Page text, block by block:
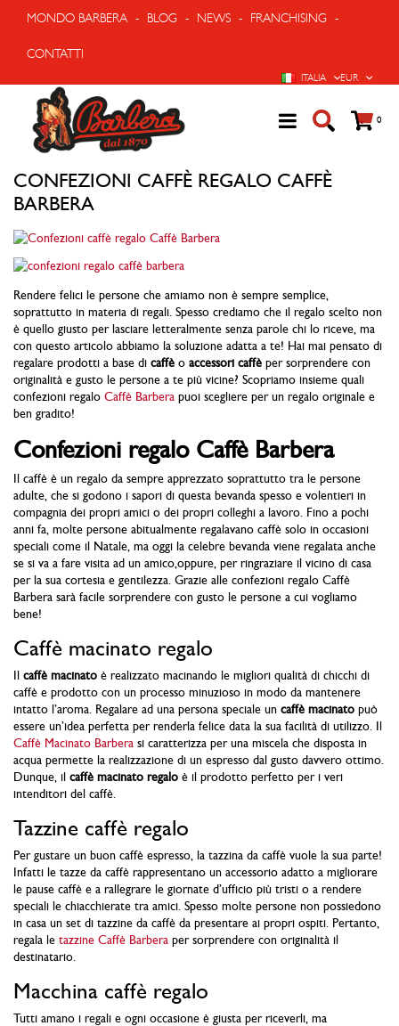
MONDO BARBERA - BLOG - NEWS - FRANCHISING -
CONTATTI
VALUTA
EUR
LINGUAITALIA
Cart
0
CONFEZIONI CAFFÈ REGALO CAFFÈ
BARBERA
Rendere felici le persone che amiamo non è sempre semplice,
soprattutto in materia di regali. Spesso crediamo che il regalo scelto non
è quello giusto per lasciare letteralmente senza parole chi lo riceve, ma
con questo articolo abbiamo la soluzione adatta a te! Hai mai pensato di
regalare prodotti a base di caffè o accessori caffè per sorprendere con
originalità e gusto le persone a te più vicine? Scopriamo insieme quali
confezioni regalo Caffè Barbera puoi scegliere per un regalo originale e
ben gradito!
Confezioni regalo Caffè Barbera
Il caffè è un regalo da sempre apprezzato soprattutto tra le persone
adulte, che si godono i sapori di questa bevanda spesso e volentieri in
compagnia dei propri amici o dei propri colleghi a lavoro. Fino a pochi
anni fa, molte persone abitualmente regalavano caffè solo in occasioni
speciali come il Natale, ma oggi la celebre bevanda viene regalata anche
se si va a fare visita ad un amico,oppure, per ringraziare il vicino di casa
per la sua cortesia e gentilezza. Grazie alle confezioni regalo Caffè
Barbera sarà facile sorprendere con gusto le persone a cui vogliamo
bene!
Caffè macinato regalo
Il caffè macinato è realizzato macinando le migliori qualità di chicchi di
caffè e prodotto con un processo minuzioso in modo da mantenere
intatto l’aroma. Regalare ad una persona speciale un caffè macinato può
essere un’idea perfetta per renderla felice data la sua facilità di utilizzo. Il
Caffè Macinato Barbera si caratterizza per una miscela che disposta in
acqua permette la realizzazione di un espresso dal gusto davvero ottimo.
Dunque, il caffè macinato regalo è il prodotto perfetto per i veri
intenditori del caffè.
Tazzine caffè regalo
Per gustare un buon caffè espresso, la tazzina da caffè vuole la sua parte!
Infatti le tazze da caffè rappresentano un accessorio adatto a migliorare
le pause caffè e a rallegrare le giornate d’ufficio più tristi o a rendere
speciali le chiacchierate tra amici. Spesso molte persone non possiedono
in casa un set di tazzine da caffè da presentare ai propri ospiti. Pertanto,
regala le tazzine Caffè Barbera per sorprendere con originalità il
destinatario.
Macchina caffè regalo
Tutti amano i regali e ogni occasione è giusta per riceverli, ma